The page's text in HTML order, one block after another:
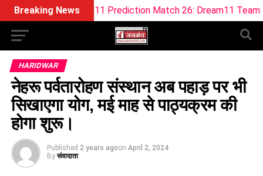
Breaking News
Dream11 Prediction Match 26: Dream11 Team Today The
HARIDWAR
नेहरू पर्वतारोहण संस्थान अब पहाड़ पर भी
सिखाएगा योग, मई माह से पाठ्यक्रम की
होगा शुरू।
Published 2 years agoon April 2, 2024
By संवादाता